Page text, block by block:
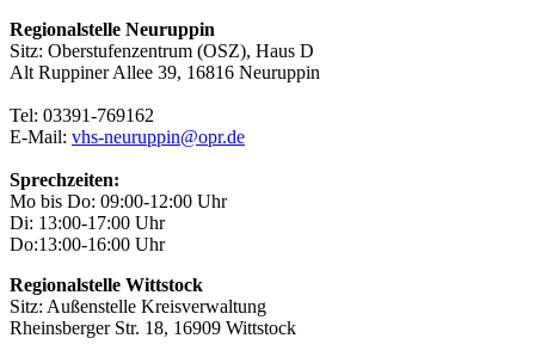
Regionalstelle Neuruppin
Sitz: Oberstufenzentrum (OSZ), Haus D
Alt Ruppiner Allee 39, 16816 Neuruppin
Tel: 03391-769162
E-Mail: vhs-neuruppin@opr.de
Sprechzeiten:
Mo bis Do: 09:00-12:00 Uhr
Di: 13:00-17:00 Uhr
Do:13:00-16:00 Uhr
Regionalstelle Wittstock
Sitz: Außenstelle Kreisverwaltung
Rheinsberger Str. 18, 16909 Wittstock